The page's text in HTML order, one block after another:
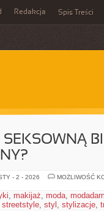
Redakcja Spis Treści
SEKSOWNĄ
- 2 - 2026
MOŻLIWOŚĆ
, makijaż, moda,
streetstyle, styl , stylizacje,